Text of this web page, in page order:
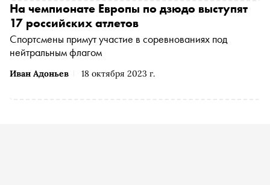
Иван Адоньев 18 октября 2023 г.
На чемпионате Европы по дзюдо выступят
17 российских атлетов
Спортсмены примут участие в соревнованиях под
нейтральным флагом